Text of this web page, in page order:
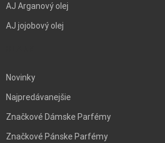
AJ Arganový olej
AJ jojobový olej
Novinky
Najpredávanejšie
Značkové Dámske Parfémy
Značkové Pánske Parfémy